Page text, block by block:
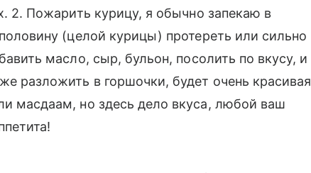
2. Пожарить курицу, я обычно запекаю в
(целой курицы) протереть или сильно
масло, сыр, бульон, посолить по вкусу, и
разложить в горшочки, будет очень красивая
масдаам, но здесь дело вкуса, любой ваш